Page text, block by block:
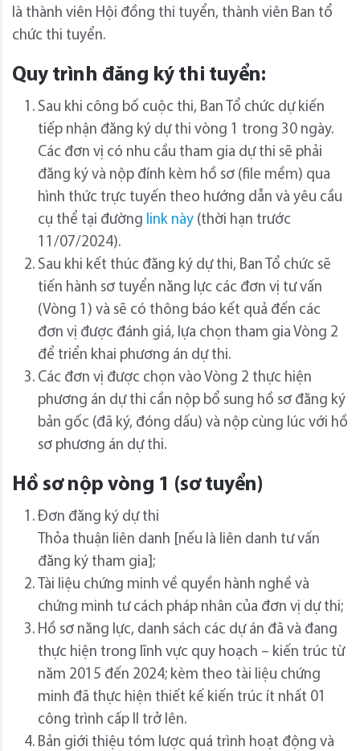
là thành viên Hội đồng thi tuyển, thành viên Ban tổ
chức thi tuyển.
Quy trình đăng ký thi tuyển:
Sau khi công bố cuộc thi, Ban Tổ chức dự kiến
tiếp nhận đăng ký dự thi vòng 1 trong 30 ngày.
Các đơn vị có nhu cầu tham gia dự thi sẽ phải
đăng ký và nộp đính kèm hồ sơ (file mềm) qua
hình thức trực tuyến theo hướng dẫn và yêu cầu
cụ thể tại đường link này (thời hạn trước
11/07/2024).
Sau khi kết thúc đăng ký dự thi, Ban Tổ chức sẽ
tiến hành sơ tuyển năng lực các đơn vị tư vấn
(Vòng 1) và sẽ có thông báo kết quả đến các
đơn vị được đánh giá, lựa chọn tham gia Vòng 2
để triển khai phương án dự thi.
Các đơn vị được chọn vào Vòng 2 thực hiện
phương án dự thi cần nộp bổ sung hồ sơ đăng ký
bản gốc (đã ký, đóng dấu) và nộp cùng lúc với hồ
sơ phương án dự thi.
Hồ sơ nộp vòng 1 (sơ tuyển)
Đơn đăng ký dự thi
Thỏa thuận liên danh [nếu là liên danh tư vấn
đăng ký tham gia];
Tài liệu chứng minh về quyền hành nghề và
chứng minh tư cách pháp nhân của đơn vị dự thi;
Hồ sơ năng lực, danh sách các dự án đã và đang
thực hiện trong lĩnh vực quy hoạch – kiến trúc từ
năm 2015 đến 2024; kèm theo tài liệu chứng
minh đã thực hiện thiết kế kiến trúc ít nhất 01
công trình cấp II trở lên.
Bản giới thiệu tóm lược quá trình hoạt động và